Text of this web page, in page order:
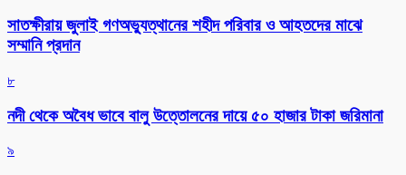
সাতক্ষীরায় জুলাই গণঅভ্যুত্থানের শহীদ পরিবার ও আহতদের মাঝে
সম্মানি প্রদান
৮
নদী থেকে অবৈধ ভাবে বালু উত্তোলনের দায়ে ৫০ হাজার টাকা জরিমানা
৯